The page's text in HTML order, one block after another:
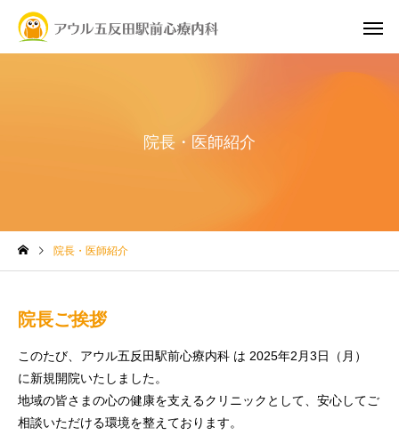
院長・医師紹介
院長・医師紹介
院長ご挨拶
このたび、アウル五反田駅前心療内科 は 2025年2月3日（月）
に新規開院いたしました。
地域の皆さまの心の健康を支えるクリニックとして、安心してご
相談いただける環境を整えております。